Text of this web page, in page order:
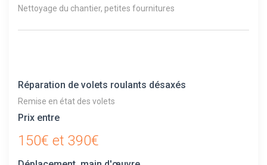
Nettoyage du chantier, petites fournitures
Réparation de volets roulants désaxés
Remise en état des volets
Prix entre
150€ et 390€